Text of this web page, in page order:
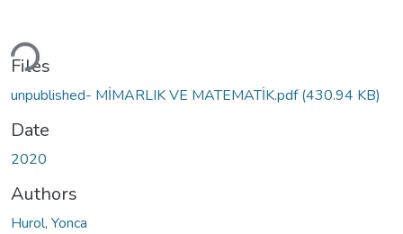
Files
unpublished- MİMARLIK VE MATEMATİK.pdf(430.94 KB)
Date
2020
Authors
Hurol, Yonca